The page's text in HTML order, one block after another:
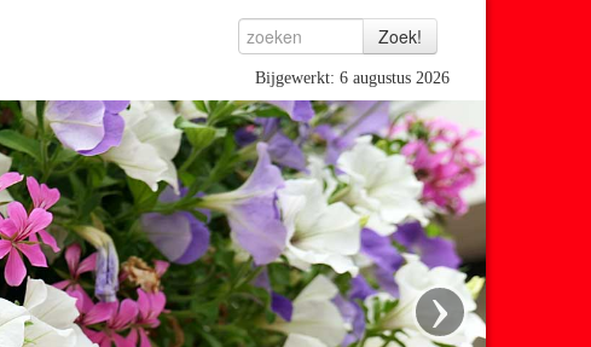
Bijgewerkt: 6 augustus 2026
›